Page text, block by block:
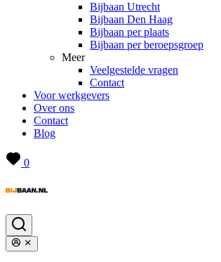
Bijbaan Utrecht
Bijbaan Den Haag
Bijbaan per plaats
Bijbaan per beroepsgroep
Meer
Veelgestelde vragen
Contact
Voor werkgevers
Over ons
Contact
Blog
0